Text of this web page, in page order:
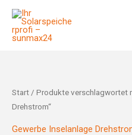
Zum
Inhalt
springen
Start / Produkte verschlagwortet
Drehstrom“
Gewerbe Inselanlage